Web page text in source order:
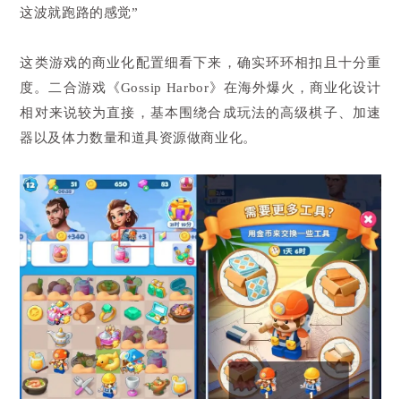
这波就跑路的感觉”
这类游戏的商业化配置细看下来，确实环环相扣且十分重
度。二合游戏《Gossip Harbor》在海外爆火，商业化设计
相对来说较为直接，基本围绕合成玩法的高级棋子、加速
器以及体力数量和道具资源做商业化。